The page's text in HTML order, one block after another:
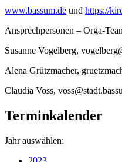
www.bassum.de und https://
Ansprechpersonen – Orga-
Susanne Vogelberg,
Alena Grützmacher,
Claudia Voss,
Terminkalender
Jahr auswählen: